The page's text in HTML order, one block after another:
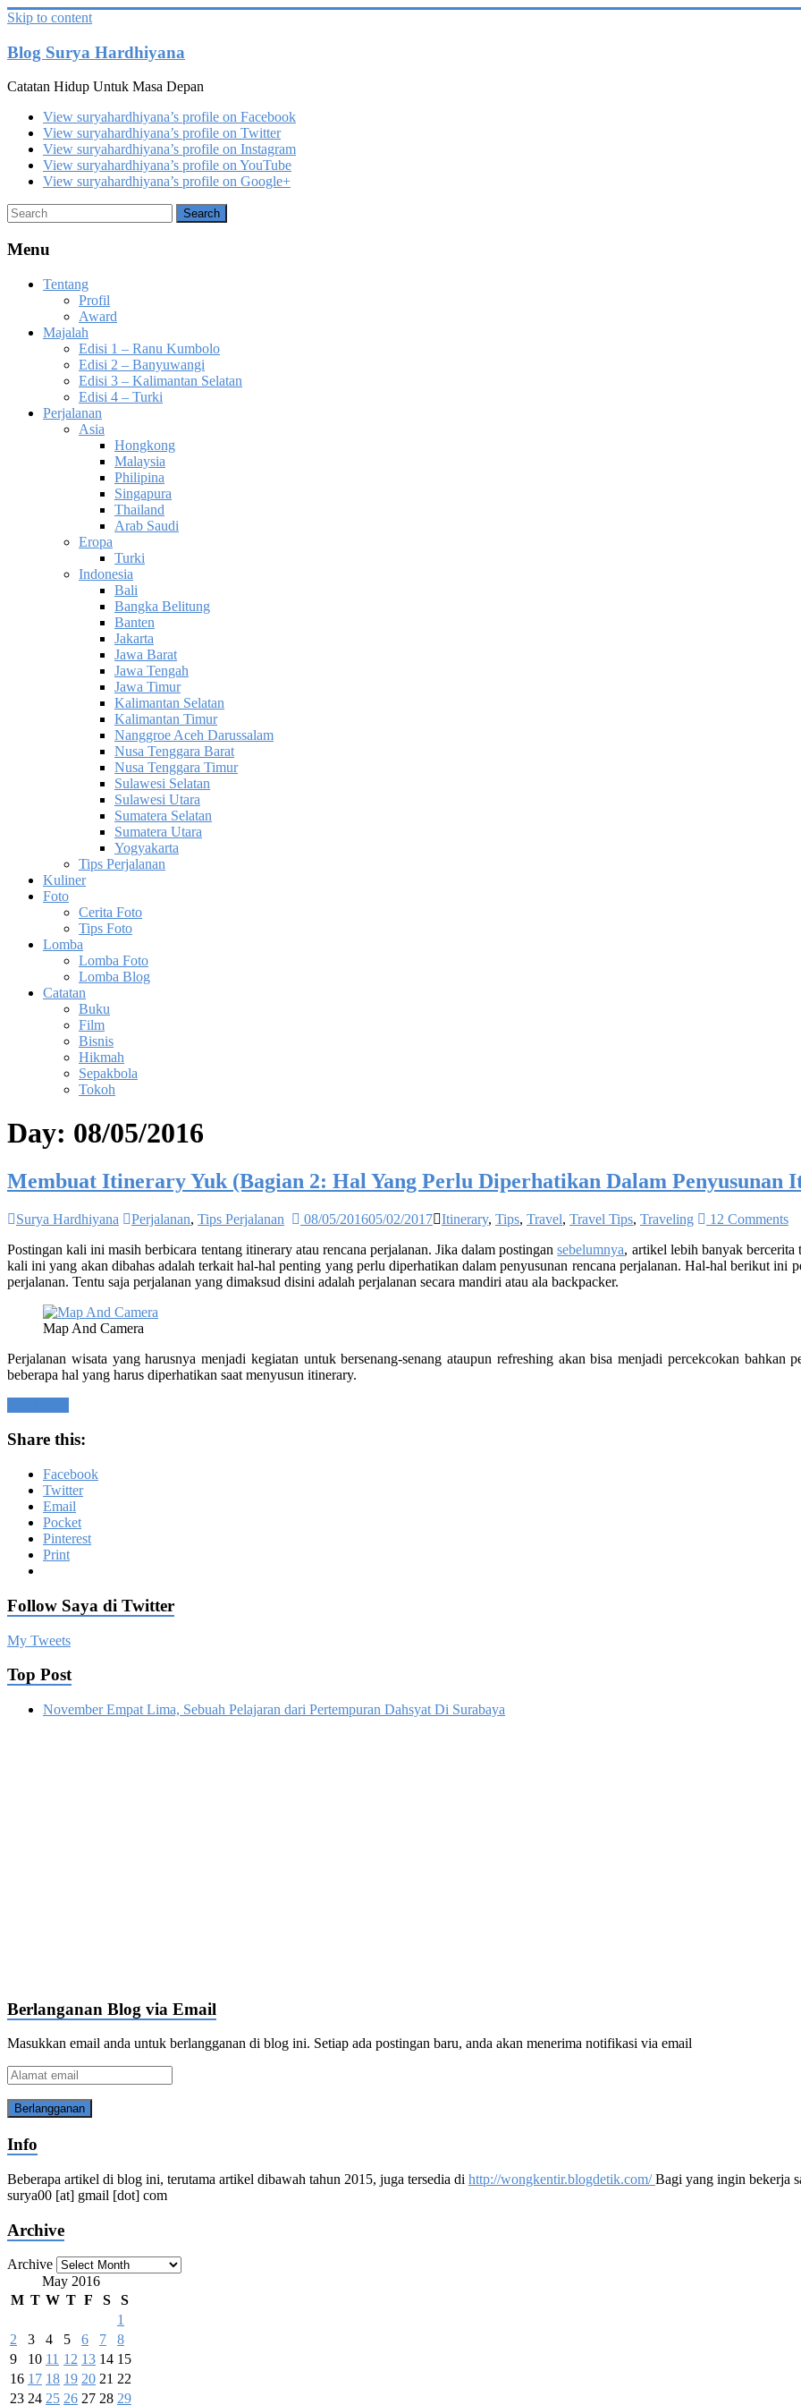
Skip to content
Blog Surya Hardhiyana
Catatan Hidup Untuk Masa Depan
View suryahardhiyana’s profile on Facebook
View suryahardhiyana’s profile on Twitter
View suryahardhiyana’s profile on Instagram
View suryahardhiyana’s profile on YouTube
View suryahardhiyana’s profile on Google+
Menu
Tentang
Profil
Award
Majalah
Edisi 1 – Ranu Kumbolo
Edisi 2 – Banyuwangi
Edisi 3 – Kalimantan Selatan
Edisi 4 – Turki
Perjalanan
Asia
Hongkong
Malaysia
Philipina
Singapura
Thailand
Arab Saudi
Eropa
Turki
Indonesia
Bali
Bangka Belitung
Banten
Jakarta
Jawa Barat
Jawa Tengah
Jawa Timur
Kalimantan Selatan
Kalimantan Timur
Nanggroe Aceh Darussalam
Nusa Tenggara Barat
Nusa Tenggara Timur
Sulawesi Selatan
Sulawesi Utara
Sumatera Selatan
Sumatera Utara
Yogyakarta
Tips Perjalanan
Kuliner
Foto
Cerita Foto
Tips Foto
Lomba
Lomba Foto
Lomba Blog
Catatan
Buku
Film
Bisnis
Hikmah
Sepakbola
Tokoh
Day: 08/05/2016
Membuat Itinerary Yuk (Bagian 2: Hal Yang Perlu Diperhatikan Dalam Penyusunan
Surya Hardhiyana Perjalanan, Tips Perjalanan 08/05/201605/02/2017 Itinerary, Tips, Travel, Travel Tips, Traveling
12 Comments
Postingan kali ini masih berbicara tentang itinerary atau rencana perjalanan. Jika dalam postingansebelumnya, artikel lebih banyak bercerita
kali ini yang akan dibahas adalah terkait hal-hal penting yang perlu diperhatikan dalam penyusunan rencana perjalanan. Hal-hal berikut ini
perjalanan. Tentu saja perjalanan yang dimaksud disini adalah perjalanan secara mandiri atau ala backpacker.
Map And Camera
Perjalanan wisata yang harusnya menjadi kegiatan untuk bersenang-senang ataupun refreshing akan bisa menjadi percekcokan
beberapa hal yang harus diperhatikan saat menyusun itinerary.
Share this:
Facebook
Twitter
Email
Pocket
Pinterest
Print
Follow Saya di Twitter
My Tweets
Top Post
November Empat Lima, Sebuah Pelajaran dari Pertempuran Dahsyat Di Surabaya
Berlanganan Blog via Email
Masukkan email anda untuk berlangganan di blog ini. Setiap ada postingan baru, anda akan menerima notifikasi via email
Alamat
email
Info
Beberapa artikel di blog ini, terutama artikel dibawah tahun 2015, juga tersedia di http://wongkentir.blogdetik.com/Bagi yang ingin bekerja
surya00 [at] gmail [dot] com
Archive
Archive
May 2016
M T W T F S
S
1
2
3 4 5 6 7
8
9
10 11 12 13 14 15
16 17 18 19 20 21 22
23 24 25 26 27 28 29